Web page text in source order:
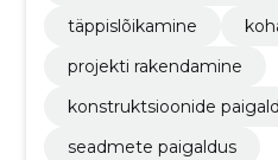
täppislõikamine
projekti rakendamine
konstruktsioonide
seadmete paigaldus